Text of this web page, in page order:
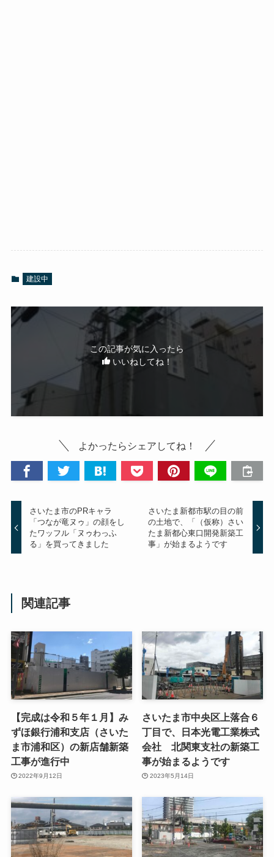
建設中
この記事が気に入ったら
いいねしてね！
よかったらシェアしてね！
さいたま市のPRキャラ
「つなが竜ヌゥ」の顔をし
たワッフル「ヌゥわっふ
る」を買ってきました
さいたま新都市駅の目の前
の土地で、「（仮称）さい
たま新都心東口開発新築工
事」が始まるようです
関連記事
【完成は令和５年１月】み
ずほ銀行浦和支店（さいた
ま市浦和区）の新店舗新築
工事が進行中
2022年9月12日
さいたま市中央区上落合６
丁目で、日本光電工業株式
会社 北関東支社の新築工
事が始まるようです
2023年5月14日